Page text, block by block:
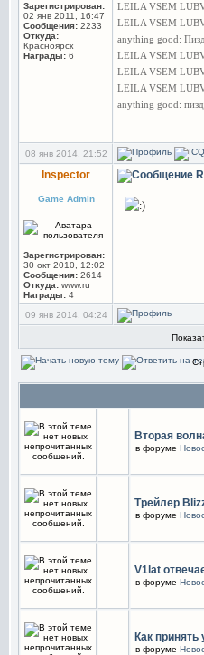
Зарегистрирован:
02 янв 2011, 16:47
Сообщения: 2233
Откуда:
Красноярск
Награды: 6
LEILA VSEM
LEILA VSEM
anything good:
LEILA VSEM
LEILA VSEM
LEILA VSEM
anything good:
08 янв 2014, 21:52
Inspector
Game Admin
Зарегистрирован:
30 окт 2010, 12:02
Сообщения: 2614
Откуда: www.ru
Награды: 4
09 янв 2014, 04:24
Вторая
в форуме
Трейлер
в форуме
V1lat
в форуме
Как принять
в форуме